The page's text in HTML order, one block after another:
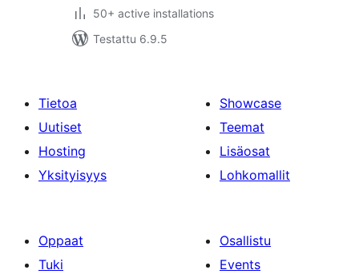
50+ active installations
Testattu 6.9.5
Tietoa
Uutiset
Hosting
Yksityisyys
Showcase
Teemat
Lisäosat
Lohkomallit
Oppaat
Tuki
Osallistu
Events